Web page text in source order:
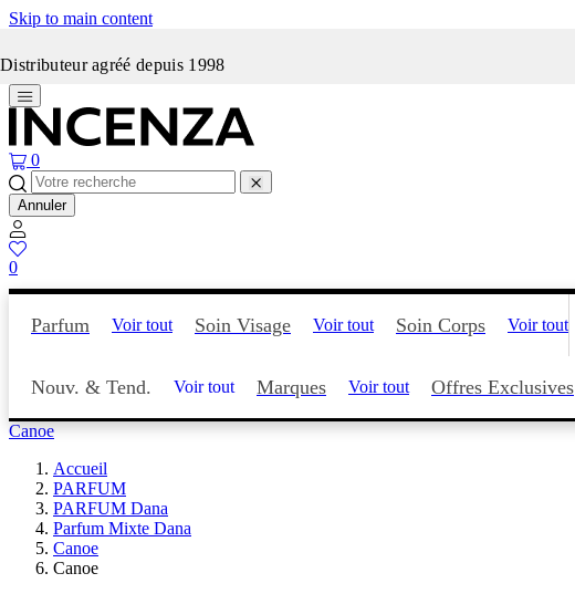
Skip to main content
Distributeur agréé depuis 1998Incenza fait peau neuve
0
Annuler
0
Parfum Voir tout Soin Visage Voir tout Soin Corps Voir tout
Nouv. & Tend. Voir tout Marques Voir tout Offres Exclusives
Canoe
Accueil
PARFUM
PARFUM Dana
Parfum Mixte Dana
Canoe
Canoe